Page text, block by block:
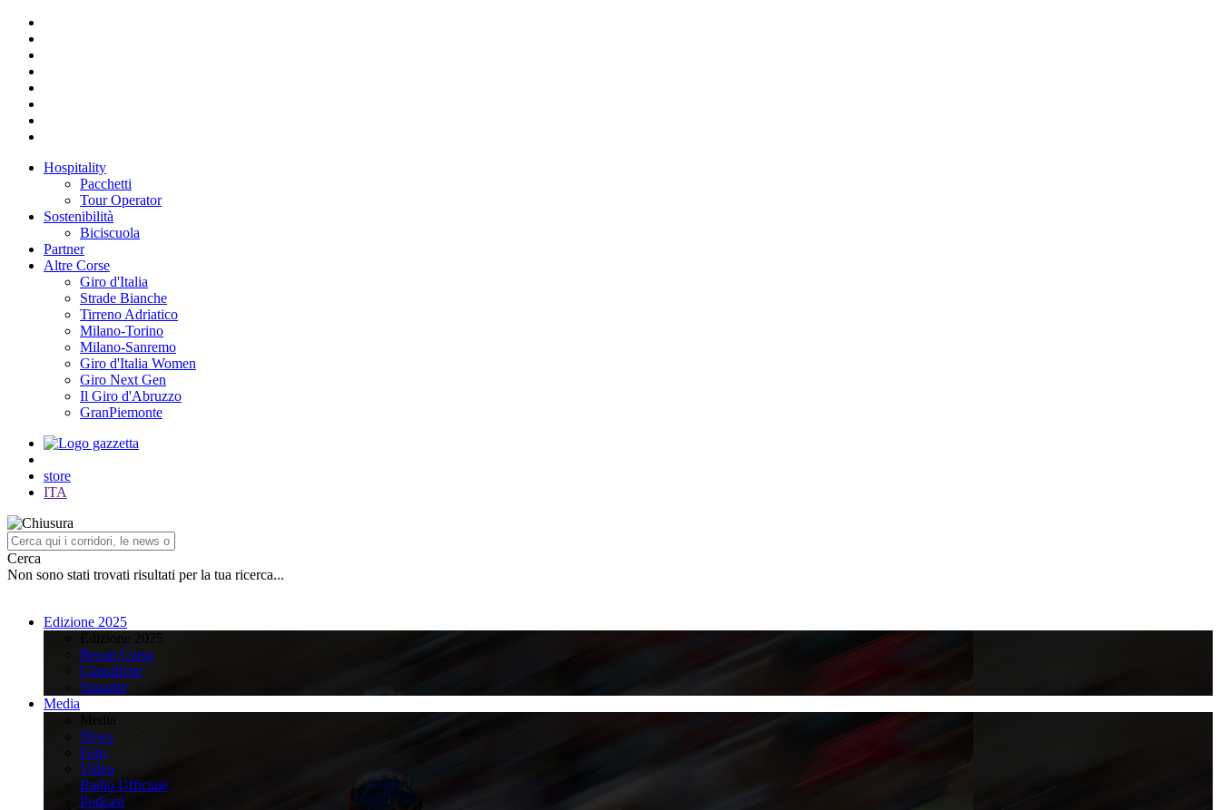
Hospitality
Pacchetti
Tour Operator
Sostenibilità
Biciscuola
Partner
Altre Corse
Giro d'Italia
Strade Bianche
Tirreno Adriatico
Milano-Torino
Milano-Sanremo
Giro d'Italia Women
Giro Next Gen
Il Giro d'Abruzzo
GranPiemonte
store
ITA
Cerca
Non sono stati trovati risultati per la tua ricerca...
Edizione 2025
Recap Corsa
Classifiche
Squadre
Media
News
Foto
Video
Radio Ufficiale
Podcast